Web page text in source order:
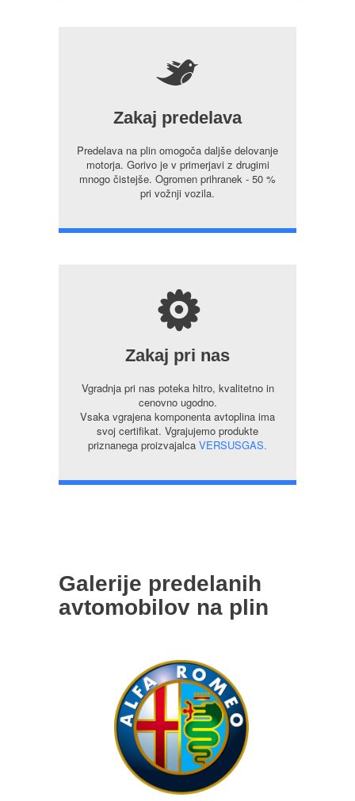
5
Zakaj predelava
Predelava na plin omogoča daljše delovanje
motorja. Gorivo je v primerjavi z drugimi
mnogo čistejše. Ogromen prihranek - 50 %
pri vožnji vozila.
s
Zakaj pri nas
Vgradnja pri nas poteka hitro, kvalitetno in
cenovno ugodno.
Vsaka vgrajena komponenta avtoplina ima
svoj certifikat. Vgrajujemo produkte
priznanega proizvajalca VERSUSGAS.
Galerije predelanih
avtomobilov na plin